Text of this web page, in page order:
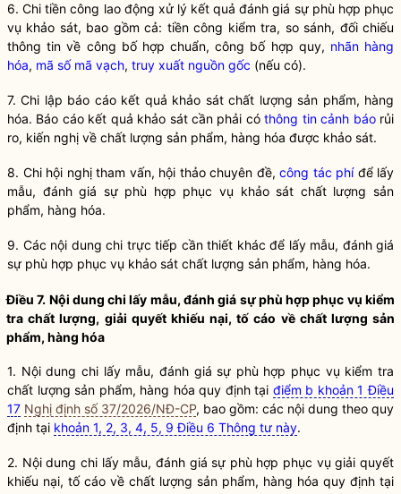
6. Chi tiền công lao động xử lý kết quả đánh giá sự phù hợp phục
vụ khảo sát, bao gồm cả: tiền công kiểm tra, so sánh, đối chiếu
thông tin về công bố hợp chuẩn, công bố hợp quy, nhãn hàng
hóa, mã số mã vạch, truy xuất nguồn gốc (nếu có).
7. Chi lập báo cáo kết quả khảo sátchất lượng sản phẩm, hàng
hóa. Báo cáo kết quả khảo sát cần phải cóthông tin cảnh báorủi
ro, kiến nghị về chất lượng sản phẩm, hàng hóa được khảo sát.
8. Chi hội nghị tham vấn, hội thảo chuyên đề, công tác phíđể lấy
mẫu, đánh giá sự phù hợp phục vụ khảo sát chất lượng sản
phẩm, hàng hóa.
9. Các nội dung chi trực tiếp cần thiết khác để lấy mẫu, đánh giá
sự phù hợp phục vụ khảo sát chất lượng sản phẩm, hàng hóa.
Điều 7. Nội dung chi lấy mẫu, đánh giá sự phù hợp phục vụ kiểm
tra chất lượng, giải quyết khiếu nại, tố cáo về chất lượng sản
phẩm, hàng hóa
1. Nội dung chi lấy mẫu, đánh giá sự phù hợp phục vụ kiểm tra
chất lượng sản phẩm, hàng hóa quy định tại điểm b khoản 1 Điều
17 Nghị định số 37/2026/NĐ-CP, bao gồm: các nội dung theo quy
định tại khoản 1, 2, 3, 4, 5, 9 Điều 6 Thông tư này.
2. Nội dung chi lấy mẫu, đánh giá sự phù hợp phục vụ giải quyết
khiếu nại, tố cáo về chất lượng sản phẩm, hàng hóa quy định tại